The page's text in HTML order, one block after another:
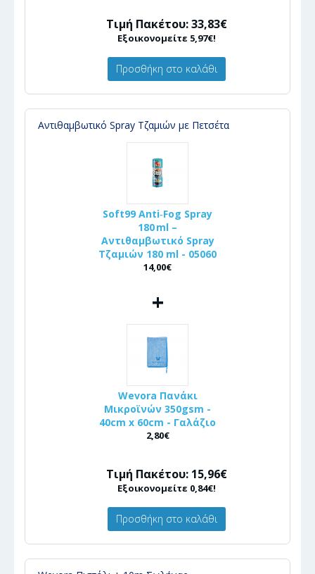
Τιμή Πακέτου: 33,83€
Εξοικονομείτε 5,97€!
Προσθήκη στο καλάθι
Αντιθαμβωτικό Spray Τζαμιών με Πετσέτα
Soft99 Anti‑Fog Spray
180 ml –
Αντιθαμβωτικό Spray
Τζαμιών 180 ml - 05060
14,00€
+
Wevora Πανάκι
Μικροϊνών 350gsm -
40cm x 60cm - Γαλάζιο
2,80€
Τιμή Πακέτου: 15,96€
Εξοικονομείτε 0,84€!
Προσθήκη στο καλάθι